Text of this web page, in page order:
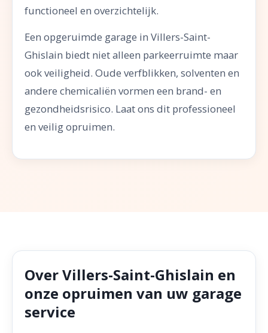
functioneel en overzichtelijk.
Een opgeruimde garage in Villers-Saint-
Ghislain biedt niet alleen parkeerruimte maar
ook veiligheid. Oude verfblikken, solventen en
andere chemicaliën vormen een brand- en
gezondheidsrisico. Laat ons dit professioneel
en veilig opruimen.
Over Villers-Saint-Ghislain en
onze opruimen van uw garage
service